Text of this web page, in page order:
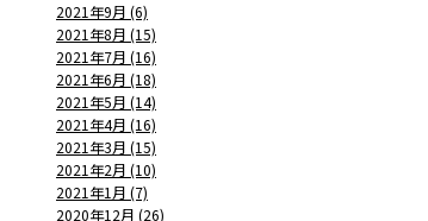
2021年9月 (6)
2021年8月 (15)
2021年7月 (16)
2021年6月 (18)
2021年5月 (14)
2021年4月 (16)
2021年3月 (15)
2021年2月 (10)
2021年1月 (7)
2020年12月 (26)